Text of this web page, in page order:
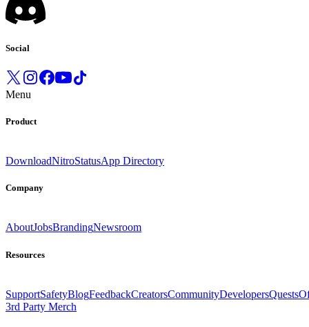
Social
Menu
Product
DownloadNitroStatusApp Directory
Company
AboutJobsBrandingNewsroom
Resources
SupportSafetyBlogFeedbackCreatorsCommunityDevelopersQuests
3rd Party Merch